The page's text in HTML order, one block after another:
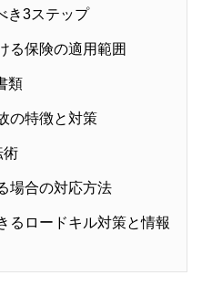
き3ステップ
る保険の適用範囲
類
の特徴と対策
術
場合の対応方法
ロードキル対策と情報